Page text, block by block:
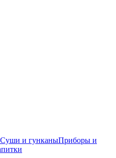
Суши и гунканыПриборы и